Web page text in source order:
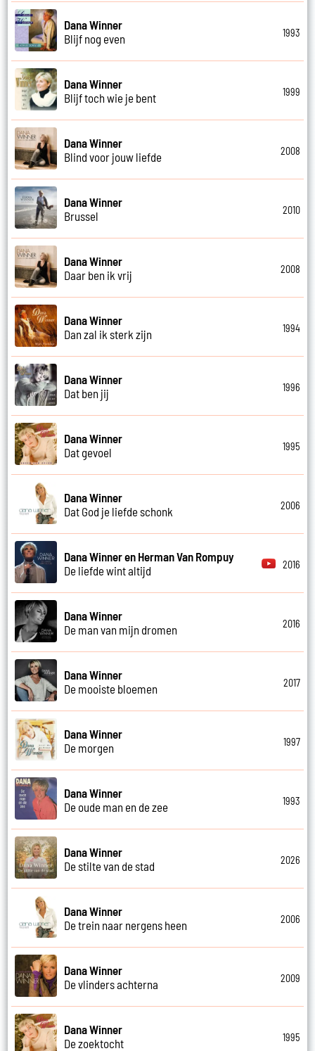
Dana Winner
Blijf nog even
1993
Dana Winner
Blijf toch wie je bent
1999
Dana Winner
Blind voor jouw liefde
2008
Dana Winner
Brussel
2010
Dana Winner
Daar ben ik vrij
2008
Dana Winner
Dan zal ik sterk zijn
1994
Dana Winner
Dat ben jij
1996
Dana Winner
Dat gevoel
1995
Dana Winner
Dat God je liefde schonk
2006
Dana Winner en Herman Van Rompuy
De liefde wint altijd
2016
Dana Winner
De man van mijn dromen
2016
Dana Winner
De mooiste bloemen
2017
Dana Winner
De morgen
1997
Dana Winner
De oude man en de zee
1993
Dana Winner
De stilte van de stad
2026
Dana Winner
De trein naar nergens heen
2006
Dana Winner
De vlinders achterna
2009
Dana Winner
De zoektocht
1995